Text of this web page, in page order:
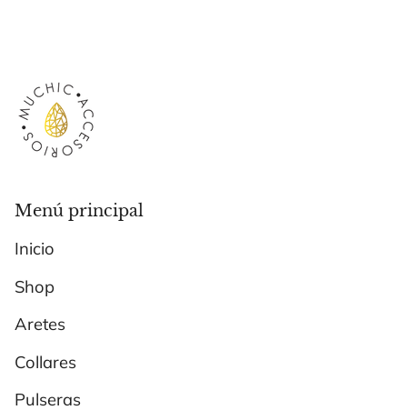
Menú principal
Inicio
Shop
Aretes
Collares
Pulseras